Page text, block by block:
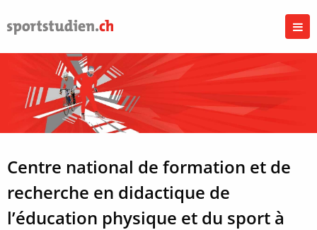
Centre national de formation et de
recherche en didactique de
l’éducation physique et du sport à